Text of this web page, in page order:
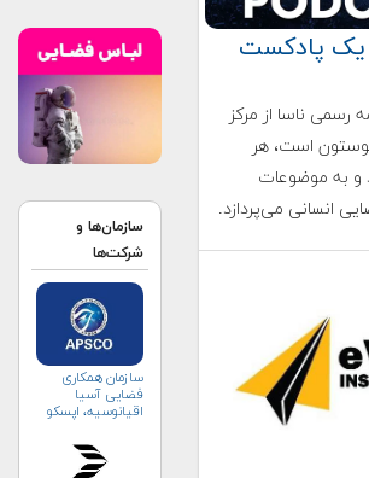
یک پادکست
رسمی ناسا از مرکز
است، هر
و به موضوعات
انسانی می‌پردازد.
سازمان‌ها و
شرکت‌ها
سازمان همکاری
فضایی آسیا
اقیانوسیه، اپسکو